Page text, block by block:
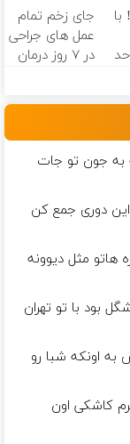
دقیقه
جای زخم تمام
عمل های جراحی
در ۷ روز درمان
به جون تو جات
دوری جمع کن
هاتو مثل دیوونه
بود با تو تهران
اونکه شبا رو
کاشکی اون